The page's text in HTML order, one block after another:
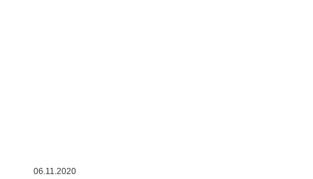
06.11.2020